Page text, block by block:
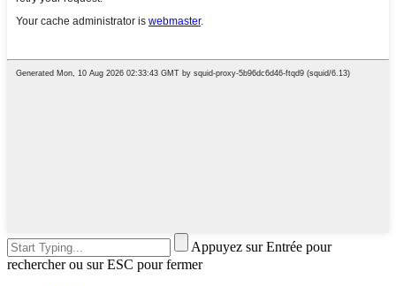
Appuyez sur Entrée pour
rechercher ou sur ESC pour fermer